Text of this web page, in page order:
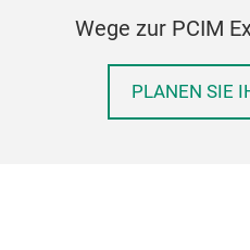
Wege zur PCIM
PLANEN SIE